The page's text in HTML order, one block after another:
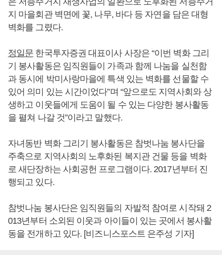
지 마을회관 벽면에 꽃, 나무, 바다 등 자연을 담은 대형
벽화를 그렸다.
정일문 한국투자증권 대표이사 사장은 “이번 벽화 그리
기 봉사활동은 임직원들이 가족과 함께 나눔을 실천함
과 동시에 박미사랑마을에 특색 있는 벽화를 선물할 수
있어 의미 있는 시간이었다”며 “앞으로도 지역사회와 상
생하고 이웃들에게 도움이 될 수 있는 다양한 봉사활동
을 펼쳐 나갈 것”이라고 말했다.
자녀동반 벽화 그리기 봉사활동은 참벗나눔 봉사단을
주축으로 지역사회의 노후화된 복지관 건물 등을 벽화
로 새단장하는 사회공헌 프로그램이다. 2017년부터 진
행되고 있다.
참벗나눔 봉사단은 임직원들의 자발적 참여로 시작돼 2
013년부터 소외된 이웃과 아이들이 있는 곳에서 봉사활
동을 전개하고 있다. [비즈니스포스트 은주성 기자]